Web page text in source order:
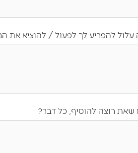
להפריע לך לפעול / להוציא את
שאת רוצה להוסיף, כל דבר?